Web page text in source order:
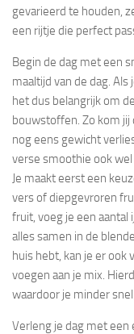
gevarieerd te houden,
een rijtje die perfect
Begin de dag met een
maaltijd van de dag.
het dus belangrijk om
bouwstoffen. Zo kom jij
nog eens gewicht
verse smoothie ook wel
Je maakt eerst een
vers of diepgevroren
fruit, voeg je een aantal
alles samen in de
huis hebt, kan je er
voegen aan je mix.
waardoor je minder
Verleng je dag met een